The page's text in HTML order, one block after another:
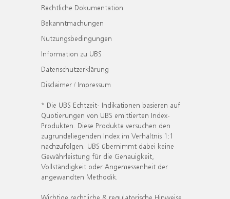
Rechtliche Dokumentation
Bekanntmachungen
Nutzungsbedingungen
Information zu UBS
Datenschutzerklärung
Disclaimer / Impressum
* Die UBS Echtzeit- Indikationen basieren auf
Quotierungen von UBS emittierten Index-
Produkten. Diese Produkte versuchen den
zugrundeliegenden Index im Verhältnis 1:1
nachzufolgen. UBS übernimmt dabei keine
Gewährleistung für die Genauigkeit,
Vollständigkeit oder Angemessenheit der
angewandten Methodik.